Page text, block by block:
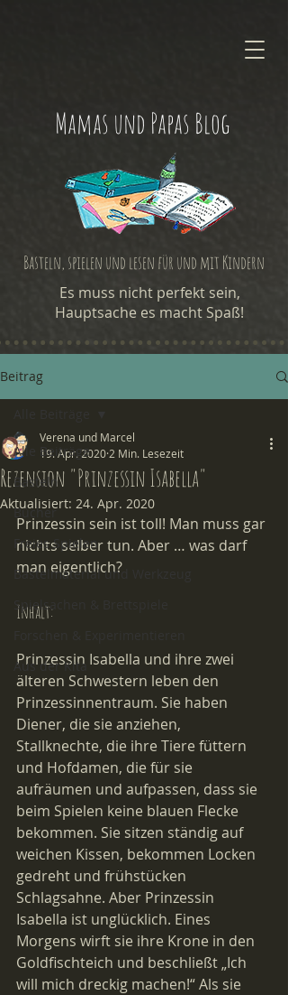
Mamas und Papas Blog
Es muss nicht perfekt sein,
Hauptsache es macht Spaß!
Basteln, spielen und lesen für und mit Kindern
Beitrag
Alle Beiträge
Basteln
Bücher
Freies Spielen
Bastelmaterial und Werkzeug
Spielsachen & Brettspiele
Aus der Kita
Rezension "Prinzessin Isabella"
Verena und Marcel
19. Apr. 2020 2 Min. Lesezeit
Aktualisiert: 24. Apr. 2020
Prinzessin sein ist toll! Man muss gar
nichts selber tun. Aber … was darf
man eigentlich?
Inhalt:
Prinzessin Isabella und ihre zwei
älteren Schwestern leben den
Prinzessinnentraum. Sie haben
Diener, die sie anziehen,
Stallknechte, die ihre Tiere füttern
und Hofdamen, die für sie
aufräumen und aufpassen, dass sie
beim Spielen keine blauen Flecke
bekommen. Sie sitzen ständig auf
weichen Kissen, bekommen Locken
gedreht und frühstücken
Schlagsahne. Aber Prinzessin
Isabella ist unglücklich. Eines
Morgens wirft sie ihre Krone in den
Goldfischteich und beschließt „Ich
will mich dreckig machen!“ Als sie